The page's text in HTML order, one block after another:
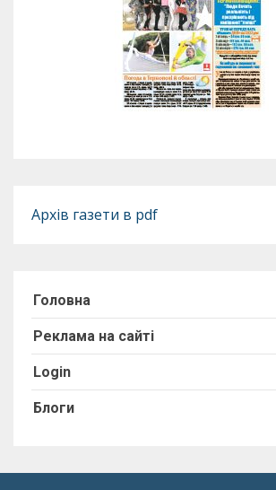
Архів газети в pdf
Головна
Реклама на сайті
Login
Блоги